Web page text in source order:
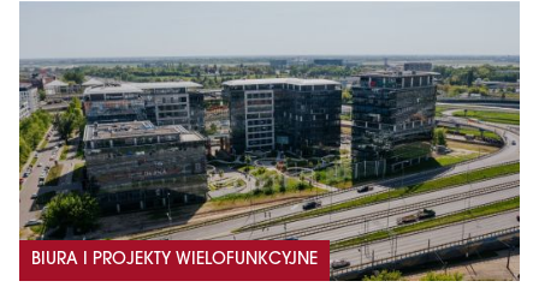
BIURA I PROJEKTY WIELOFUNKCYJNE